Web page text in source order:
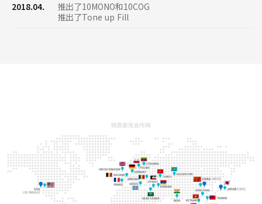
2018.04.
推出了10MONO和10COG
推出了Tone up Fill